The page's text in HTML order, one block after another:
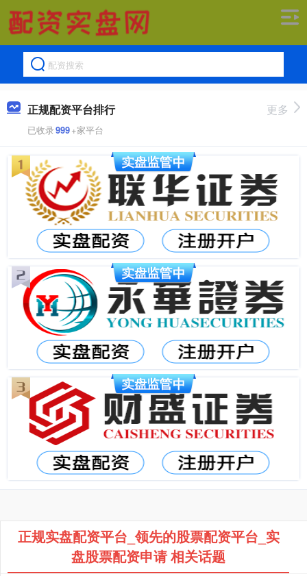
正规配资平台排行
已收录999+家平台
更多
正规实盘配资平台_领先的股票配资平台_实
盘股票配资申请 相关话题